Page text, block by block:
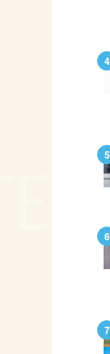
バランスボールのお
び方をパーソナルト